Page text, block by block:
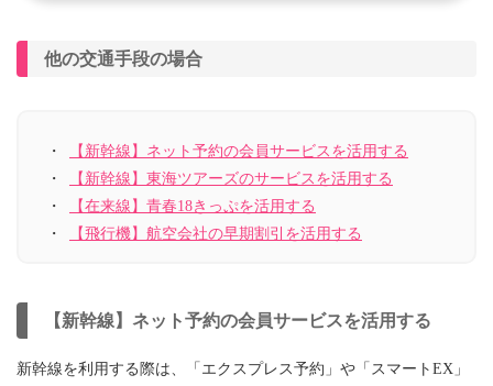
他の交通手段の場合
【新幹線】ネット予約の会員サービスを活用する
【新幹線】東海ツアーズのサービスを活用する
【在来線】青春18きっぷを活用する
【飛行機】航空会社の早期割引を活用する
【新幹線】ネット予約の会員サービスを活用する
新幹線を利用する際は、「エクスプレス予約」や「スマートEX」